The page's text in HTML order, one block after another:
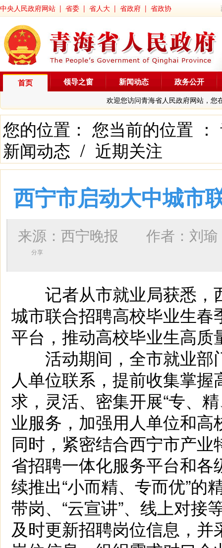
中央人民政府网站 | 省委 | 省人大 | 省政府 | 省政协
首页
欢迎您访问青海省人民政府网站，您
领导之窗 新闻动态 政务公开
您的位置： 您当前的位置 ：
新闻动态 / 近期关注
西宁市启动大中城市
来源：西宁晚报 作者： 刘瑜
分享
记者从市就业局获悉，
城市联合招聘高校毕业生
平台，推动高校毕业生高质
活动期间，全市就业部
人单位联系，提前收集掌
求，灵活、密集开展“专、
业服务，加强用人单位和
同时，紧密结合西宁市产
省招聘一体化服务平台和
续推出“小而精、专而优”的
带岗、“云宣讲”、线上对接
及时更新招聘岗位信息，